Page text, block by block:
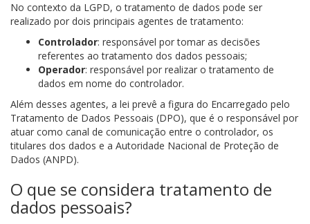
No contexto da LGPD, o tratamento de dados pode ser
realizado por dois principais agentes de tratamento:
Controlador: responsável por tomar as decisões
referentes ao tratamento dos dados pessoais;
Operador: responsável por realizar o tratamento de
dados em nome do controlador.
Além desses agentes, a lei prevê a figura do Encarregado pelo
Tratamento de Dados Pessoais (DPO), que é o responsável por
atuar como canal de comunicação entre o controlador, os
titulares dos dados e a Autoridade Nacional de Proteção de
Dados (ANPD).
O que se considera tratamento de
dados pessoais?